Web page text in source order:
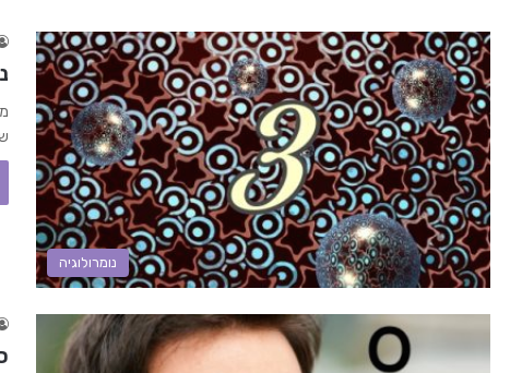
נומרולוגיה